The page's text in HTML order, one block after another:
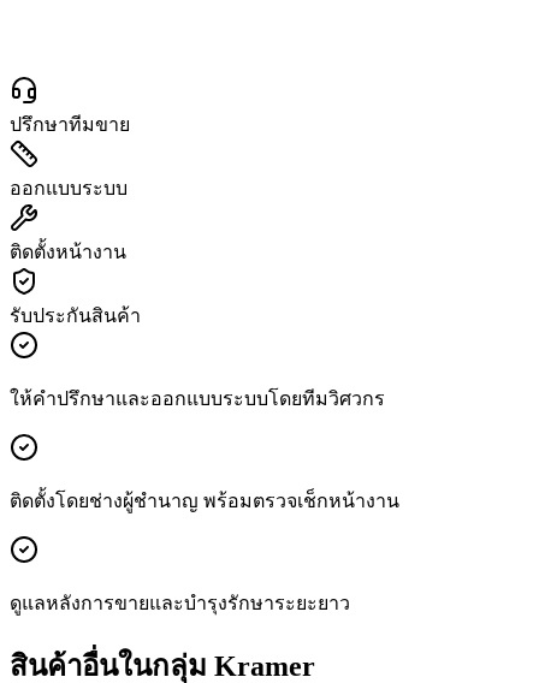
ปรึกษาทีมขาย
ออกแบบระบบ
ติดตั้งหน้างาน
รับประกันสินค้า
ให้คำปรึกษาและออกแบบระบบโดยทีมวิศวกร
ติดตั้งโดยช่างผู้ชำนาญ พร้อมตรวจเช็กหน้างาน
ดูแลหลังการขายและบำรุงรักษาระยะยาว
สินค้าอื่นในกลุ่ม Kramer